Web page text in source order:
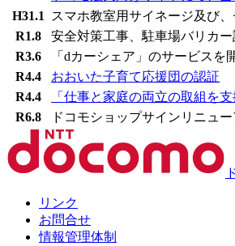
H31.1 スマホ教室用サイネージ及び
R1.8
安全対策工事、駐車場バリカー
R3.6
「dカーシェア」のサービスを
R4.4
おおいた子育て応援団の認証
R4.4
「仕事と家庭の両立の取組を
R6.8
ドコモショップサインリニュ
リンク
お問合せ
情報管理体制